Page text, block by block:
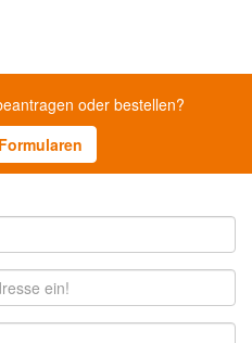
oder bestellen?